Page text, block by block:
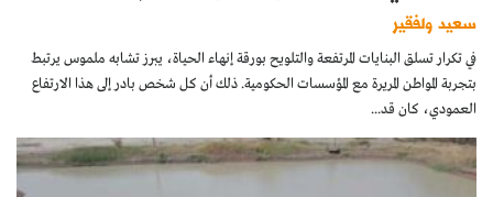
سعيد ولفقير
في تكرار تسلق البنايات المرتفعة والتلويح بورقة إنهاء الحياة، يبرز تشابه ملموس يرتبط
بتجربة المواطن المريرة مع المؤسسات الحكومية. ذلك أن كل شخص بادر إلى هذا الارتفاع
العمودي، كان قد...